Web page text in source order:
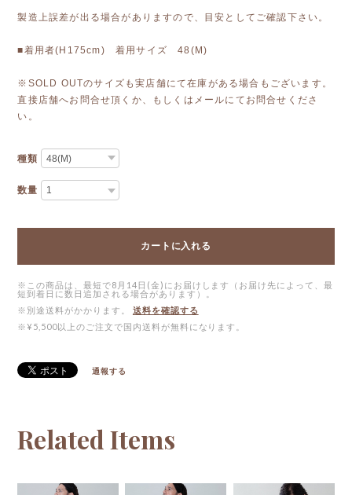
製造上誤差が出る場合がありますので、目安としてご確認下さい。
■着用者(H175cm) 着用サイズ 48(M)
※SOLD OUTのサイズも実店舗にて在庫がある場合もございます。
直接店舗へお問合せ頂くか、もしくはメールにてお問合せくださ
い。
種類
数量
カートに入れる
※この商品は、最短で8月14日(金)にお届けします（お届け先によって、最
短到着日に数日追加される場合があります）。
※別途送料がかかります。
送料を確認する
※¥5,500以上のご注文で国内送料が無料になります。
通報する
Related Items